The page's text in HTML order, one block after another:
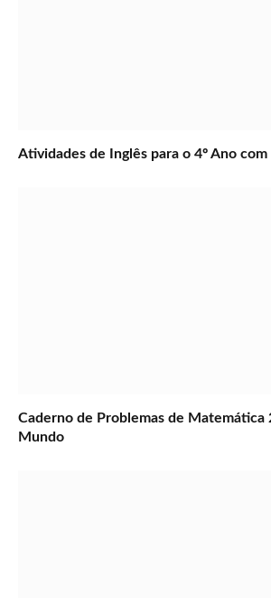
Atividades de Inglês para o 4º Ano
Caderno de Problemas de Matemática
Mundo